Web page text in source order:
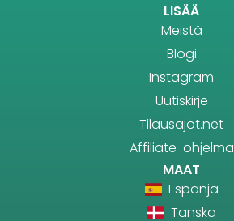
LISÄÄ
Meistä
Blogi
Instagram
Uutiskirje
Tilausajot.net
Affiliate-ohjelma
MAAT
Espanja
Tanska